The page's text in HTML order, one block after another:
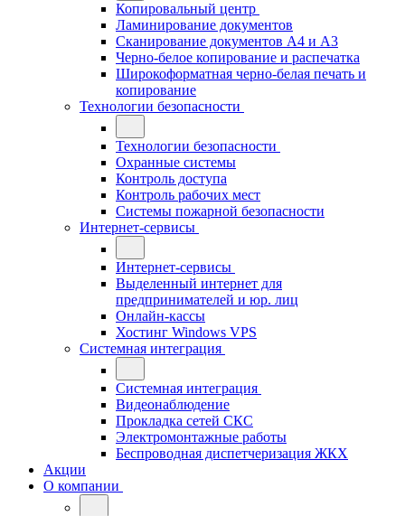
Копировальный центр
Ламинирование документов
Сканирование документов А4 и А3
Черно-белое копирование и распечатка
Широкоформатная черно-белая печать и
копирование
Технологии безопасности
Технологии безопасности
Охранные системы
Контроль доступа
Контроль рабочих мест
Системы пожарной безопасности
Интернет-сервисы
Интернет-сервисы
Выделенный интернет для
предпринимателей и юр. лиц
Онлайн-кассы
Хостинг Windows VPS
Системная интеграция
Системная интеграция
Видеонаблюдение
Прокладка сетей СКС
Электромонтажные работы
Беспроводная диспетчеризация ЖКХ
Акции
О компании